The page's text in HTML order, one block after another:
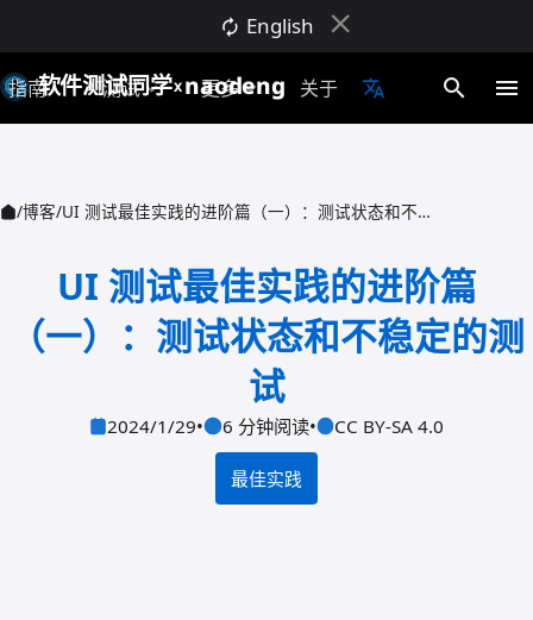
autorenew English
close
软件测试同学X naodeng
指南 AI测试expand_more 更多expand_more 关于 translate search menu
/博客/ UI 测试最佳实践的进阶篇（一）：测试状态和不稳定的测试
UI 测试最佳实践的进阶篇
（一）：测试状态和不稳定的测
试
2024/1/29• 6 分钟阅读• CC BY-SA 4.0
最佳实践